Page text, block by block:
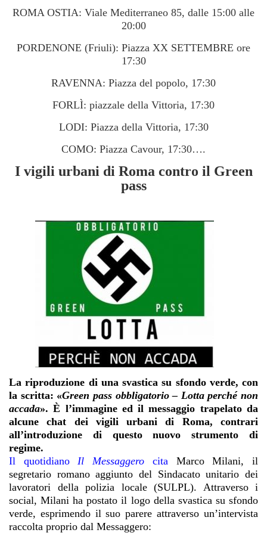
ROMA OSTIA: Viale Mediterraneo 85, dalle 15:00 alle
20:00
PORDENONE (Friuli): Piazza XX SETTEMBRE ore
17:30
RAVENNA: Piazza del popolo, 17:30
FORLÌ: piazzale della Vittoria, 17:30
LODI: Piazza della Vittoria, 17:30
COMO: Piazza Cavour, 17:30….
I vigili urbani di Roma contro il Green
pass
La riproduzione di una svastica su sfondo verde, con
la scritta: «Green pass obbligatorio – Lotta perché non
accada». È l’immagine ed il messaggio trapelato da
alcune chat dei vigili urbani di Roma, contrari
all’introduzione di questo nuovo strumento di
regime.
Il quotidianoIl Messaggero cita
Marco Milani, il
segretario romano aggiunto del Sindacato unitario dei
lavoratori della polizia locale (SULPL). Attraverso i
social, Milani ha postato il logo della svastica su sfondo
verde, esprimendo il suo parere attraverso un’intervista
raccolta proprio dal Messaggero: